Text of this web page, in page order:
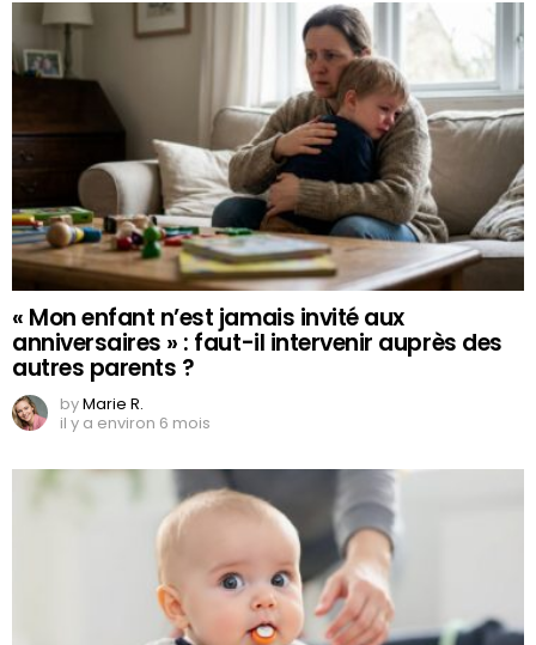
« Mon enfant n’est jamais invité aux
anniversaires » : faut-il intervenir auprès des
autres parents ?
byMarie R.
il y a environ 6 mois